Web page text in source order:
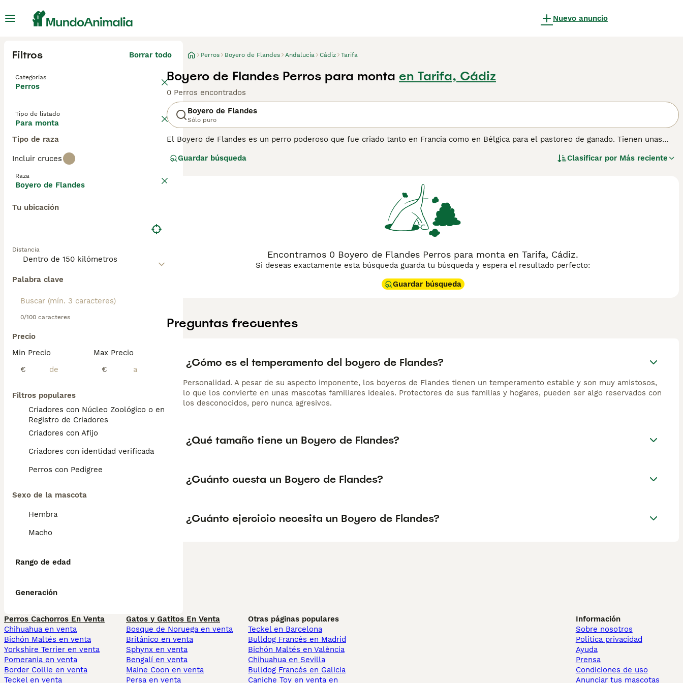
Nuevo anuncio
Filtros Borrar todo
Categorías
Perros
Tipo de listado
Para monta
Tipo de raza
Incluir cruces
Raza
Boyero de Flandes
Tu ubicación
Distancia
Palabra clave
0/100 caracteres
Precio
Min Precio
€
Max Precio
€
Filtros populares
Criadores con Núcleo Zoológico o en el
Registro de Criadores
Criadores con Afijo
Criadores con identidad verificada
Perros con Pedigree
Sexo de la mascota
Hembra
Macho
Rango de edad
Generación
Perros Boyero de Flandes Andalucía Cádiz Tarifa
Boyero de Flandes Perros para monta en Tarifa, Cádiz
0 Perros encontrados
Boyero de Flandes
Sólo puro
El Boyero de Flandes es un perro poderoso que fue criado tanto en Francia como en Bélgica para el pastoreo de ganado. Tienen unas
imponente. Sin embargo, estos perros se caracterizan por ser amigables y tener un temperamento equilibrado, por lo que siempre han
para obtener información sobre esta raza de perro.
Guardar búsqueda Clasificar por Más reciente
Encontramos 0 Boyero de Flandes Perros para monta en Tarifa, Cádiz.
Si deseas exactamente esta búsqueda guarda tu búsqueda y espera el resultado perfecto:
Guardar búsqueda
Preguntas frecuentes
¿Cómo es el temperamento del boyero de Flandes?
Personalidad. A pesar de su aspecto imponente, los boyeros de Flandes tienen un temperamento estable y son muy amistosos,
lo que los convierte en unas mascotas familiares ideales. Protectores de sus familias y hogares, pueden ser algo reservados con
los desconocidos, pero nunca agresivos.
¿Qué tamaño tiene un Boyero de Flandes?
¿Cuánto cuesta un Boyero de Flandes?
¿Cuánto ejercicio necesita un Boyero de Flandes?
Perros Cachorros En Venta
Chihuahua en venta
Bichón Maltés en venta
Yorkshire Terrier en venta
Pomerania en venta
Border Collie en venta
Teckel en venta
Gatos y Gatitos En Venta
Bosque de Noruega en venta
Británico en venta
Sphynx en venta
Bengalí en venta
Maine Coon en venta
Persa en venta
Otras páginas populares
Teckel en Barcelona
Bulldog Francés en Madrid
Bichón Maltés en València
Chihuahua en Sevilla
Bulldog Francés en Galicia
Caniche Toy en venta en
Información
Sobre nosotros
Politica privacidad
Ayuda
Prensa
Condiciones de uso
Anunciar tus mascotas